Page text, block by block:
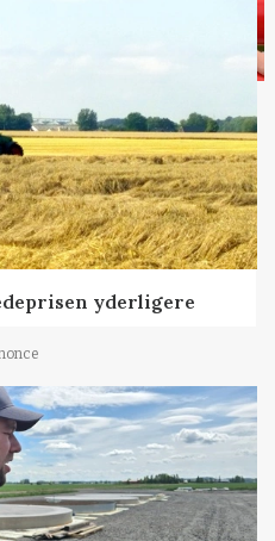
yderligere